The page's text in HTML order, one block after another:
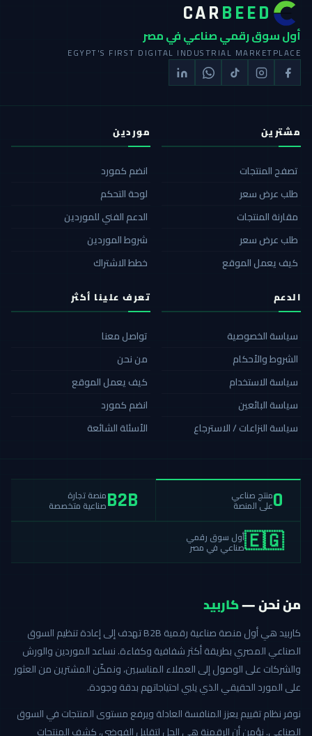
CARBEED
أول سوق رقمي صناعي في مصر
EGYPT'S FIRST DIGITAL INDUSTRIAL MARKETPLACE
مشترين
تصفح المنتجات
طلب عرض سعر
مقارنة المنتجات
طلب عرض سعر
كيف يعمل الموقع
موردين
انضم كمورد
لوحة التحكم
الدعم الفني للموردين
شروط الموردين
خطط الاشتراك
الدعم
سياسة الخصوصية
الشروط والأحكام
سياسة الاستخدام
سياسة البائعين
سياسة النزاعات / الاسترجاع
تعرف علينا أكثر
تواصل معنا
من نحن
كيف يعمل الموقع
انضم كمورد
الأسئلة الشائعة
0منتج صناعي
على المنصة B2Bمنصة تجارة
صناعية متخصصة
🇪🇬أول سوق رقمي
صناعي في مصر
من نحن —كاربيد
كاربيد هي أول منصة صناعية رقمية B2B تهدف إلى إعادة تنظيم السوق
الصناعي المصري بطريقة أكثر شفافية وكفاءة. نساعد الموردين والورش
والشركات على الوصول إلى العملاء المناسبين، ونمكّن المشترين من العثور
على المورد الحقيقي الذي يلبي احتياجاتهم بدقة وجودة.
نوفر نظام تقييم يعزز المنافسة العادلة ويرفع مستوى المنتجات في السوق
الصناعي. نؤمن أن الرقمنة هي الحل لتقليل الفوضى، كشف المنتجات